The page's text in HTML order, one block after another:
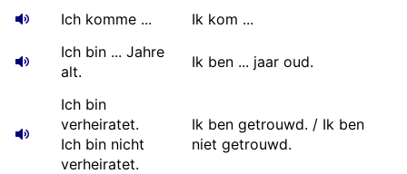
Ich komme ...
Ik kom ...
Ich bin ... Jahre
alt.
Ik ben ... jaar oud.
Ich bin
verheiratet.
Ich bin nicht
verheiratet.
Ik ben getrouwd. / Ik ben
niet getrouwd.